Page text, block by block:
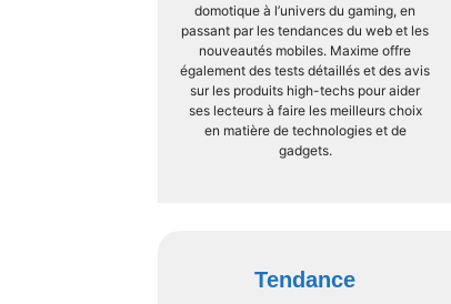
domotique à l’univers du gaming, en
passant par les tendances du web et les
nouveautés mobiles. Maxime offre
également des tests détaillés et des avis
sur les produits high-techs pour aider
ses lecteurs à faire les meilleurs choix
en matière de technologies et de
gadgets.
Tendance